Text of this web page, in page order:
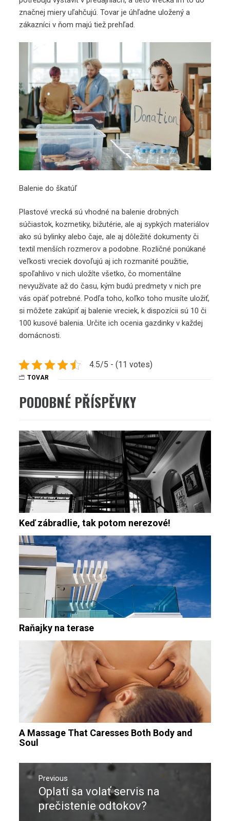
značnej miery uľahčujú. Tovar je úhľadne uložený a
zákazníci v ňom majú tiež prehľad.
Balenie do škatúľ
Plastové vrecká sú vhodné na balenie drobných
súčiastok, kozmetiky, bižutérie, ale aj sypkých materiálov
ako sú bylinky alebo čaje, ale aj dôležité dokumenty či
textil menších rozmerov a podobne. Rozličné ponúkané
veľkosti vreciek dovoľujú aj ich rozmanité použitie,
spoľahlivo v nich uložíte všetko, čo momentálne
nevyužívate až do času, kým budú predmety v nich pre
vás opäť potrebné. Podľa toho, koľko toho musíte uložiť,
si môžete zakúpiť aj balenie vreciek, k dispozícii sú 10 či
100 kusové balenia. Určite ich ocenia gazdinky v každej
domácnosti.
4.5/5 - (11 votes)
TOVAR
PODOBNÉ PŘÍSPĚVKY
Keď zábradlie, tak potom nerezové!
Raňajky na terase
A Massage That Caresses Both Body and
Soul
Navigace
pro
příspěvek
Previous
Previous
post:
Oplatí sa volať servis na
prečistenie odtokov?